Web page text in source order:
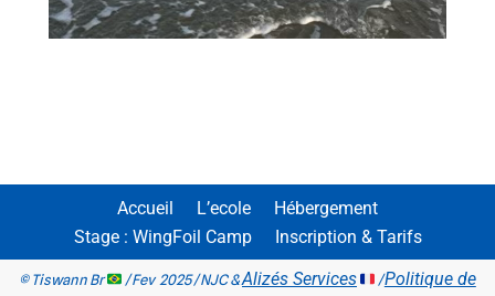
Accueil L’ecole
Hébergement
Stage : WingFoil Camp
Inscription & Tarifs
© Tiswann Br / Fev 2025 / NJC &Alizés Services /Politique de